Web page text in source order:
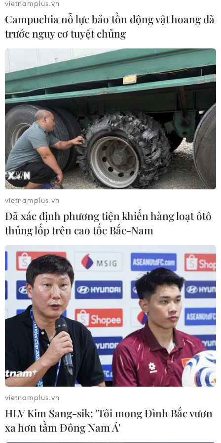
#Bình chữa cháy #Cháy rừng Sóc Sơn
#Hỏa hoạn
#Phòng cháy chữa cháy
#Hà Nội
#Xe cứu hỏa
#Rừng thông
#Sơ tán dân
#Tin tức
#Tin tức mới nhất
#Tin tức 24h
#Tin tức mới nhất trong ngày
#Tin tức thời sự
#Tin tức hot
#tin tức an ninh
#An ninh
#An ninh Nghệ An
#Thời sự
#Thời sự hôm nay
#Bản tin thời sự
#Truy nã
#Tội phạm hình sự
#Hình sự #Công an
#Vụ án
#Phạm pháp
#Pháp luật #Pháp đình
#An ninh xã hội
#Chính trị
#VietnamPlus
#Vietnam
#Plus TP. Hà Nội
Theo dõi VietnamPlus
TIN LIÊN QUAN
vietnamplus.vn
Campuchia nỗ lực bảo tồn động vật hoang dã
trước nguy cơ tuyệt chủng
vietnamplus.vn
Đã xác định phương tiện khiến hàng loạt ôtô
thủng lốp trên cao tốc Bắc-Nam
vietnamplus.vn
HLV Kim Sang-sik: 'Tôi mong Đình Bắc vươn
xa hơn tầm Đông Nam Á'